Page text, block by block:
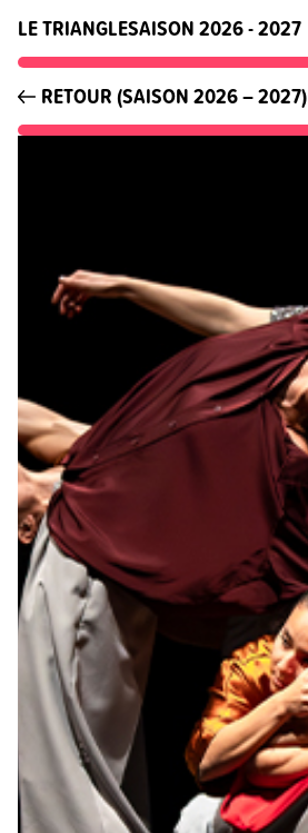
LE TRIANGLESAISON 2026 - 2027
RETOUR (SAISON 2026 – 2027)